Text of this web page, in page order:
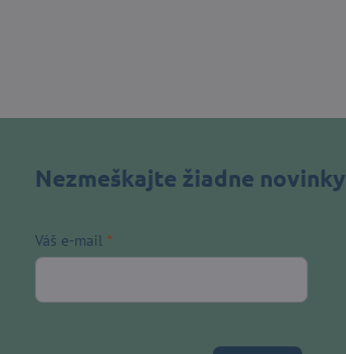
Nezmeškajte žiadne novinky
Váš e-mail*